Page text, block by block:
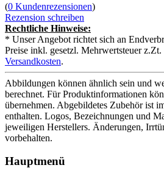
(0 Kundenrezensionen)
Rezension schreiben
Rechtliche Hinweise:
* Unser Angebot richtet sich an
Preise inkl. gesetzl. Mehrwertsteuer
Versandkosten.
Abbildungen können ähnlich sein und
berechnet. Für Produktinformationen
übernehmen. Abgebildetes Zubehör ist
enthalten. Logos, Bezeichnungen und
jeweiligen Herstellers. Änderungen,
vorbehalten.
Hauptmenü